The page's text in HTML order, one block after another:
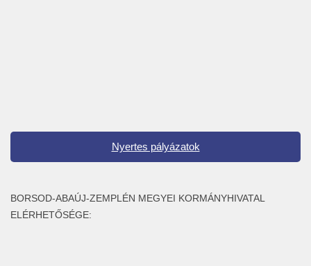
Nyertes pályázatok
BORSOD-ABAÚJ-ZEMPLÉN MEGYEI KORMÁNYHIVATAL
ELÉRHETŐSÉGE: